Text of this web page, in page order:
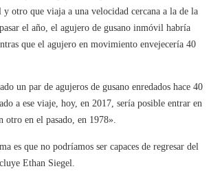
otro que viaja a una velocidad cercana a la de la
el año, el agujero de gusano inmóvil habría
que el agujero en movimiento envejecería 40
un par de agujeros de gusano enredados hace 40
a ese viaje, hoy, en 2017, sería posible entrar en
otro en el pasado, en 1978».
es que no podríamos ser capaces de regresar del
Ethan Siegel.